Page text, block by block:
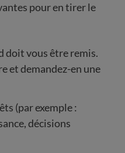
pour en tirer le
doit vous être remis.
et demandez-en une
(par exemple :
décisions